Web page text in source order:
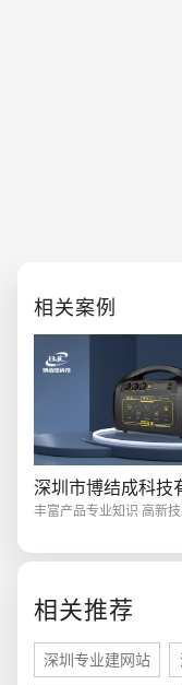
相关案例
丰富产品专业知识 高新
相关推荐
深圳专业建网站
创意品